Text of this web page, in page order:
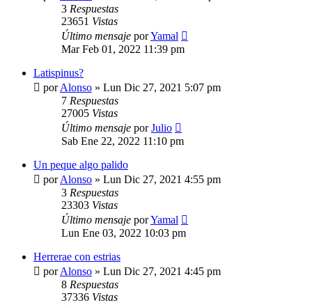
3 Respuestas
23651 Vistas
Último mensaje porYamal
Mar Feb 01, 2022 11:39 pm
Latispinus?
porAlonso » Lun Dic 27, 2021 5:07 pm
7 Respuestas
27005 Vistas
Último mensaje porJulio
Sab Ene 22, 2022 11:10 pm
Un peque algo palido
porAlonso » Lun Dic 27, 2021 4:55 pm
3 Respuestas
23303 Vistas
Último mensaje porYamal
Lun Ene 03, 2022 10:03 pm
Herrerae con estrias
porAlonso » Lun Dic 27, 2021 4:45 pm
8 Respuestas
37336 Vistas